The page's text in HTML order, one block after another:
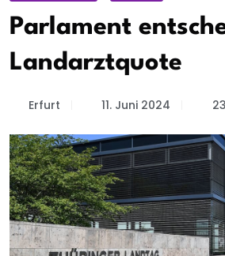
Parlament
Landarztquote
Erfurt 11. Juni 2024